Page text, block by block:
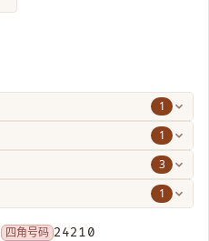
1
1
3
1
四角号码 24210